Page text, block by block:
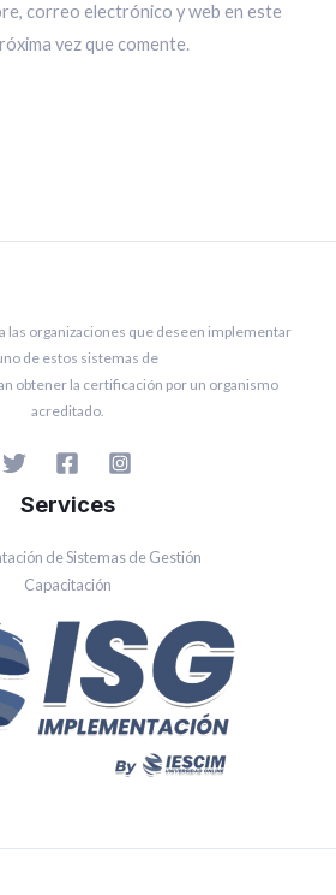
correo electrónico y web en este
vez que comente.
las organizaciones que deseen implementar
de estos sistemas de
obtener la certificación por un organismo
acreditado.
Services
de Sistemas de Gestión
Capacitación